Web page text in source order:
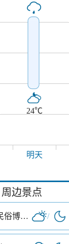
24℃
明天
周边景点
景德镇古窑民俗博览区 /